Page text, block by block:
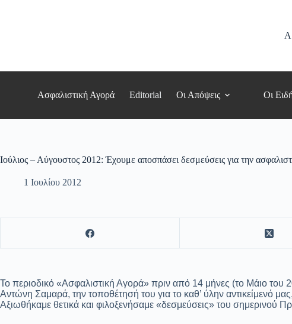
Ασφαλιστική Αγορά Editorial Οι Απόψεις Οι
Ιούλιος – Αύγουστος 2012: Έχουμε αποσπάσει δεσμεύσεις για την
1 Ιουλίου 2012
Το περιοδικό «Ασφαλιστική Αγορά» πριν από 14 μήνες (το Μάιο του
Αντώνη Σαμαρά, την τοποθέτησή του για το καθ’ ύλην αντικείμενό
Αξιωθήκαμε θετικά και φιλοξενήσαμε «δεσμεύσεις» του σημερινού